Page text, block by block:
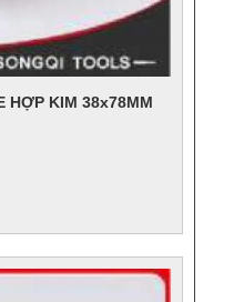
HỢP KIM 38x78MM